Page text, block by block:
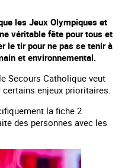
les Jeux Olympiques et
véritable fête pour tous et
le tir pour ne pas se tenir à
et environnemental.
Secours Catholique veut
enjeux prioritaires.
la fiche 2
des personnes avec les